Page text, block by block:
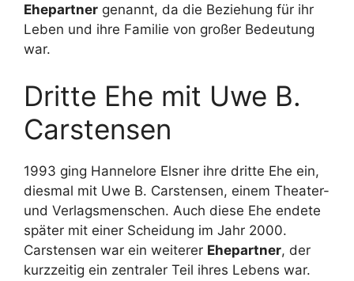
Ehepartner genannt, da die Beziehung für ihr
Leben und ihre Familie von großer Bedeutung
war.
Dritte Ehe mit Uwe B.
Carstensen
1993 ging Hannelore Elsner ihre dritte Ehe ein,
diesmal mit Uwe B. Carstensen, einem Theater-
und Verlagsmenschen. Auch diese Ehe endete
später mit einer Scheidung im Jahr 2000.
Carstensen war ein weiterer Ehepartner, der
kurzzeitig ein zentraler Teil ihres Lebens war.